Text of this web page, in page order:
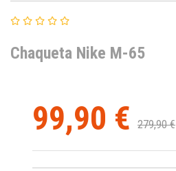
Chaqueta Nike M-65
99,90 € 279,90 €